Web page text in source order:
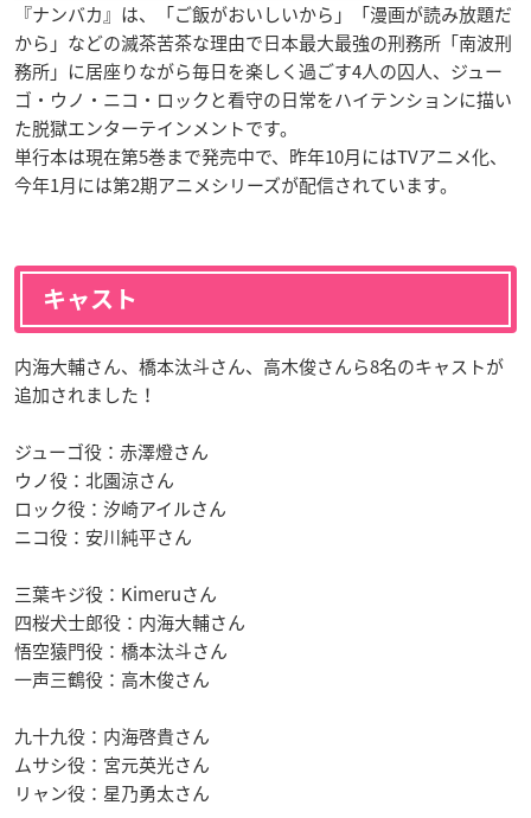
『ナンバカ』は、「ご飯がおいしいから」「漫画が読み放題だ
から」などの滅茶苦茶な理由で日本最大最強の刑務所「南波刑
務所」に居座りながら毎日を楽しく過ごす4人の囚人、ジュー
ゴ・ウノ・ニコ・ロックと看守の日常をハイテンションに描い
た脱獄エンターテインメントです。
単行本は現在第5巻まで発売中で、昨年10月にはTVアニメ化、
今年1月には第2期アニメシリーズが配信されています。
キャスト
内海大輔さん、橋本汰斗さん、高木俊さんら8名のキャストが
追加されました！
ジューゴ役：赤澤燈さん
ウノ役：北園涼さん
ロック役：汐崎アイルさん
ニコ役：安川純平さん
三葉キジ役：Kimeruさん
四桜犬士郎役：内海大輔さん
悟空猿門役：橋本汰斗さん
一声三鶴役：高木俊さん
九十九役：内海啓貴さん
ムサシ役：宮元英光さん
リャン役：星乃勇太さん